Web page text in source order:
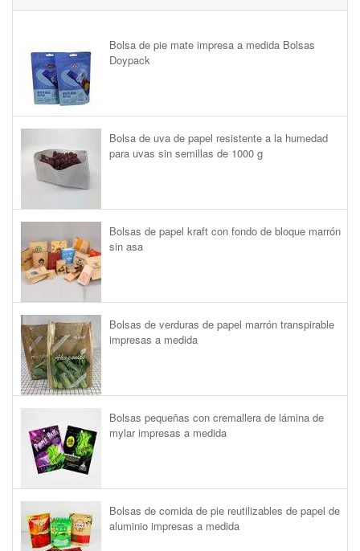
Bolsa de pie mate impresa a medida Bolsas
Doypack
Bolsa de uva de papel resistente a la humedad
para uvas sin semillas de 1000 g
Bolsas de papel kraft con fondo de bloque marrón
sin asa
Bolsas de verduras de papel marrón transpirable
impresas a medida
Bolsas pequeñas con cremallera de lámina de
mylar impresas a medida
Bolsas de comida de pie reutilizables de papel de
aluminio impresas a medida